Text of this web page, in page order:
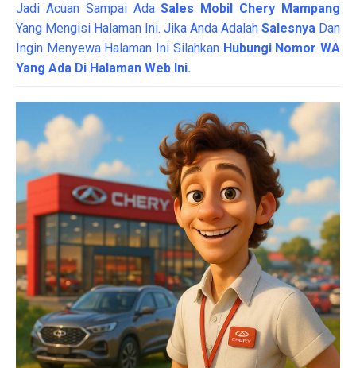
Jadi Acuan Sampai AdaSales Mobil Chery Mampang
Yang Mengisi Halaman Ini. Jika Anda Adalah Salesnya Dan
Ingin Menyewa Halaman Ini Silahkan Hubungi Nomor WA
Yang Ada Di Halaman Web Ini.